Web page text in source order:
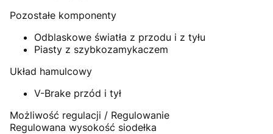
Pozostałe komponenty
Odblaskowe światła z przodu i z tyłu
Piasty z szybkozamykaczem
Układ hamulcowy
V-Brake przód i tył
Możliwość regulacji / Regulowanie
Regulowana wysokość siodełka